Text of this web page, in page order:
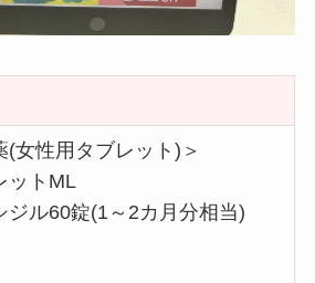
(女性用タブレット)＞
ットML
ジル60錠(1～2カ月分相当)